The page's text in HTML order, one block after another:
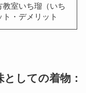
室いち瑠（いち
・デメリット
しての着物：